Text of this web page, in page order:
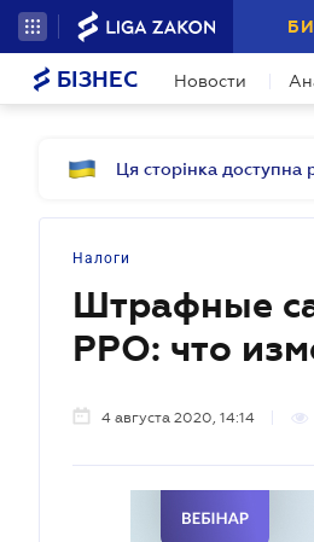
БІЗНЕС Новости
Ця сторінка
Налоги
Штрафные
РРО: что
4 августа 2020, 14:14